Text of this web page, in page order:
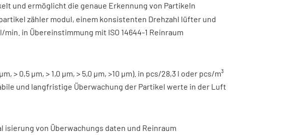
und ermöglicht die genaue Erkennung von Partikeln
zähler modul, einem konsistenten Drehzahl lüfter und
in Übereinstimmung mit ISO 14644-1 Reinraum
0,5 μm, > 1,0 μm, > 5,0 μm, >10 μm). in pcs/28,3 l oder pcs/m³
und langfristige Überwachung der Partikel werte in der Luft
isierung von Überwachungs daten und Reinraum